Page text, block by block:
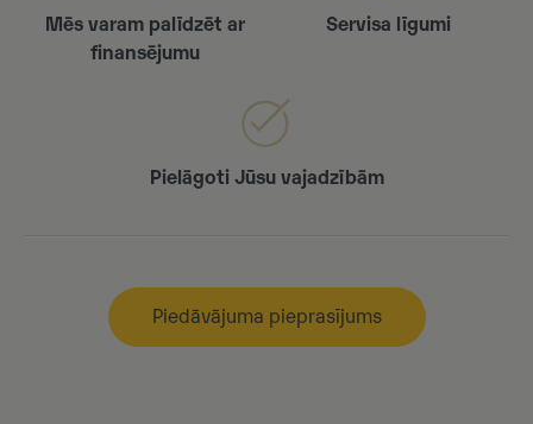
Mēs varam palīdzēt ar
finansējumu
Servisa līgumi
Pielāgoti Jūsu vajadzībām
Piedāvājuma pieprasījums